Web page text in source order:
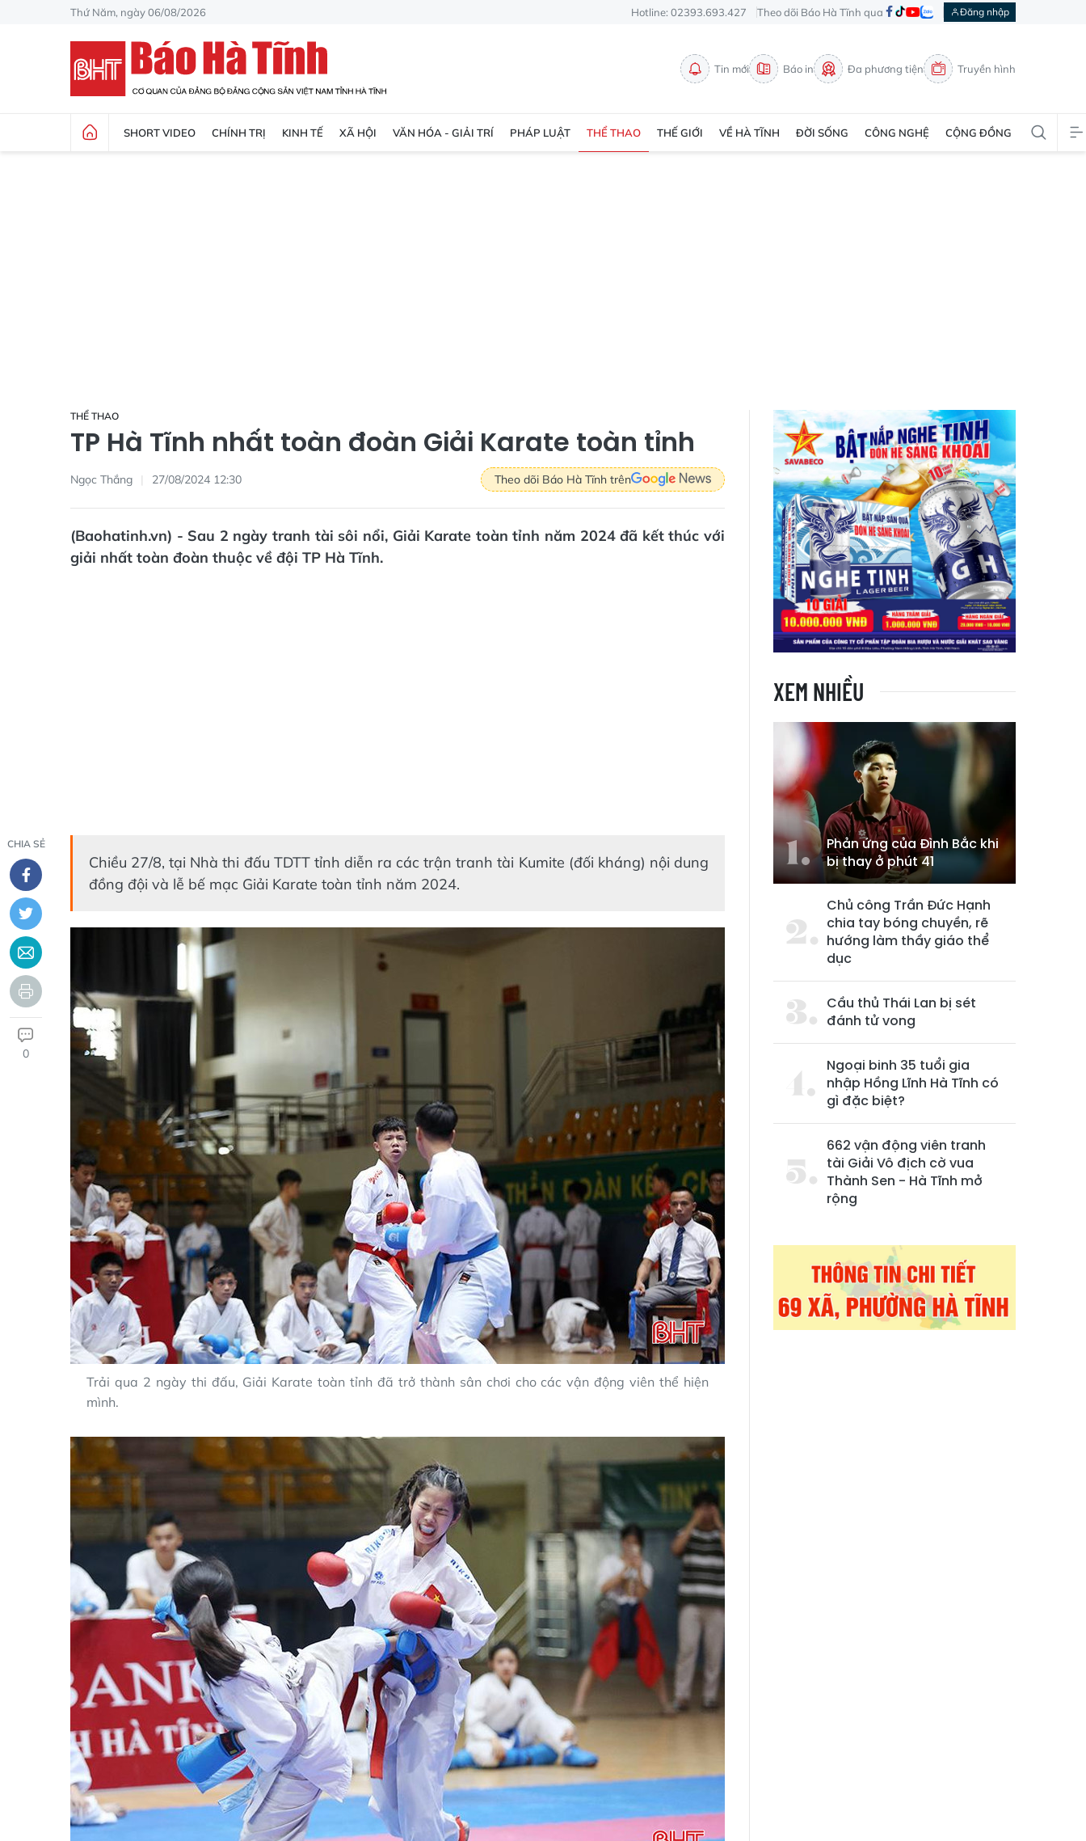
Thứ Năm, ngày 06/08/2026 Hotline: 02393.693.427 Theo dõi Báo Hà Tĩnh qua Đăng nhập
Tin mới Báo in Đa phương tiện Truyền hình
SHORT VIDEO CHÍNH TRỊ KINH TẾ XÃ HỘI VĂN HÓA - GIẢI TRÍ PHÁP LUẬT THỂ THAO THẾ GIỚI VỀ HÀ TĨNH ĐỜI SỐNG CÔNG NGHỆ CỘNG ĐỒNG
THỂ THAO
TP Hà Tĩnh nhất toàn đoàn Giải Karate toàn tỉnh
Ngọc Thắng 27/08/2024 12:30 Theo dõi Báo Hà Tĩnh trên
(Baohatinh.vn) - Sau 2 ngày tranh tài sôi nổi, Giải Karate toàn tỉnh năm 2024 đã kết thúc với
giải nhất toàn đoàn thuộc về đội TP Hà Tĩnh.
CHIA SẺ
0
Chiều 27/8, tại Nhà thi đấu TDTT tỉnh diễn ra các trận tranh tài Kumite (đối kháng) nội dung
đồng đội và lễ bế mạc Giải Karate toàn tỉnh năm 2024.
Trải qua 2 ngày thi đấu, Giải Karate toàn tỉnh đã trở thành sân chơi cho các vận động viên thể hiện
mình.
XEM NHIỀU
Phản ứng của Đình Bắc khi
bị thay ở phút 41
Chủ công Trần Đức Hạnh
chia tay bóng chuyền, rẽ
hướng làm thầy giáo thể
dục
Cầu thủ Thái Lan bị sét
đánh tử vong
Ngoại binh 35 tuổi gia
nhập Hồng Lĩnh Hà Tĩnh có
gì đặc biệt?
662 vận động viên tranh
tài Giải Vô địch cờ vua
Thành Sen - Hà Tĩnh mở
rộng